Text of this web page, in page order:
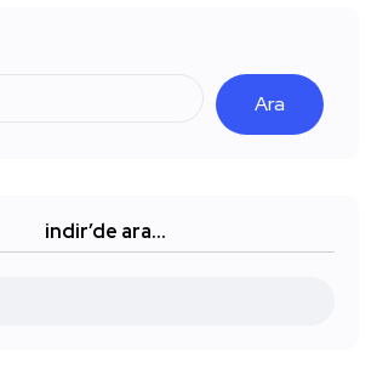
Ara
indir’de ara…